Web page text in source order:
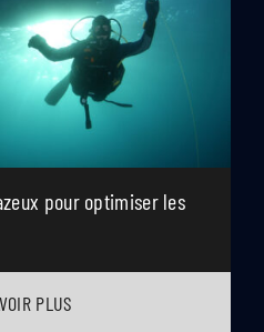
pour optimiser les
PLUS